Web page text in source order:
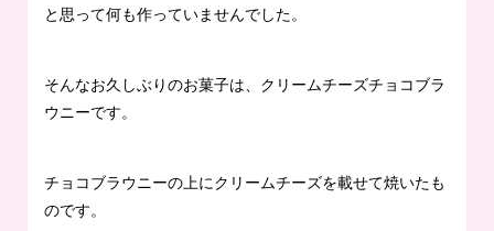
と思って何も作っていませんでした。
そんなお久しぶりのお菓子は、クリームチーズチョコブラ
ウニーです。
チョコブラウニーの上にクリームチーズを載せて焼いたも
のです。